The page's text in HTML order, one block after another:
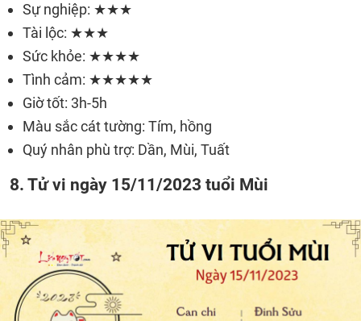
Sự nghiệp: ★★★
Tài lộc: ★★★
Sức khỏe: ★★★★
Tình cảm: ★★★★★
Giờ tốt: 3h-5h
Màu sắc cát tường: Tím, hồng
Quý nhân phù trợ: Dần, Mùi, Tuất
8. Tử vi ngày 15/11/2023 tuổi Mùi